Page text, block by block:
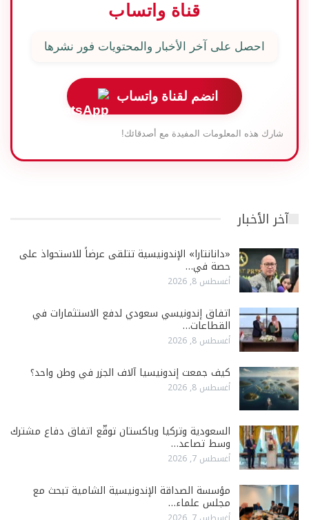
قناة واتساب
احصل على آخر الأخبار والمحتويات فور نشرها
انضم لقناة واتساب
شارك هذه المعلومات المفيدة مع أصدقائك!
آخر الأخبار
«دانانتارا» الإندونيسية تتلقى عرضاً للاستحواذ على
حصة في…
أغسطس 8, 2026
اتفاق إندونيسي سعودي لدفع الاستثمارات في
القطاعات…
أغسطس 8, 2026
كيف جمعت إندونيسيا آلاف الجزر في وطن واحد؟
أغسطس 8, 2026
السعودية وتركيا وباكستان توقّع اتفاق دفاع مشترك
وسط تصاعد…
أغسطس 7, 2026
مؤسسة الصداقة الإندونيسية الشامية تبحث مع
مجلس علماء…